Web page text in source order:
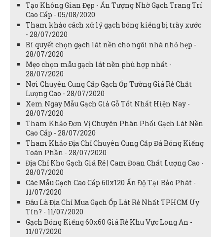
Tạo Không Gian Đẹp - Ấn Tượng Nhờ Gạch Trang Trí
Cao Cấp - 05/08/2020
Tham khảo cách xử lý gạch bóng kiếng bị trầy xước
- 28/07/2020
Bí quyết chọn gạch lát nền cho ngôi nhà nhỏ hẹp -
28/07/2020
Mẹo chọn mẫu gạch lát nền phù hợp nhất -
28/07/2020
Nơi Chuyên Cung Cấp Gạch Ốp Tường Giá Rẻ Chất
Lượng Cao - 28/07/2020
Xem Ngay Mẫu Gạch Giả Gỗ Tốt Nhất Hiện Nay -
28/07/2020
Tham Khảo Đơn Vị Chuyên Phân Phối Gạch Lát Nền
Cao Cấp - 28/07/2020
Tham Khảo Địa Chỉ Chuyên Cung Cấp Đá Bóng Kiếng
Toàn Phần - 28/07/2020
Địa Chỉ Kho Gạch Giá Rẻ | Cam Đoan Chất Lượng Cao -
28/07/2020
Các Mẫu Gạch Cao Cấp 60x120 Ấn Độ Tại Bảo Phát -
11/07/2020
Đâu Là Địa Chỉ Mua Gạch Ốp Lát Rẻ Nhất TPHCM Uy
Tín? - 11/07/2020
Gạch Bóng Kiếng 60x60 Giá Rẻ Khu Vực Long An -
11/07/2020